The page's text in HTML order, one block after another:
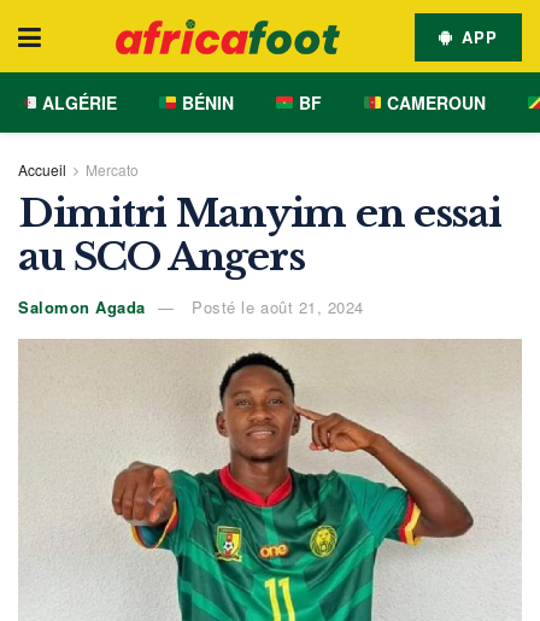
APP
ALGÉRIE BÉNIN BF CAMEROUN
Accueil Mercato
Dimitri Manyim en essai
au SCO Angers
Salomon Agada Posté le août 21, 2024